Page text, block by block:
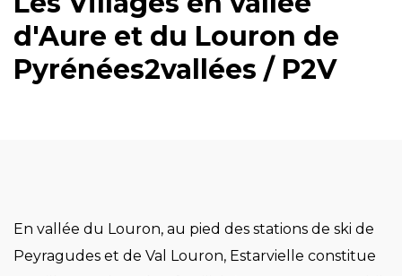
d'Aure et du Louron de
Pyrénées2vallées / P2V
En vallée du Louron, au pied des stations de ski de
Peyragudes et de Val Louron, Estarvielle constitue